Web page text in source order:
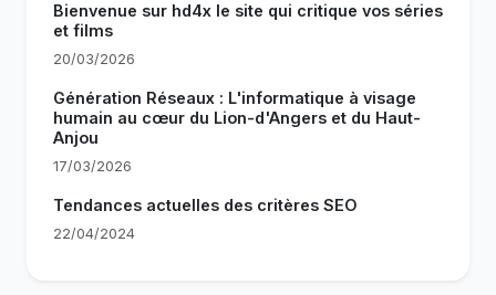
Bienvenue sur hd4x le site qui critique vos séries
et films
20/03/2026
Génération Réseaux : L'informatique à visage
humain au cœur du Lion-d'Angers et du Haut-
Anjou
17/03/2026
Tendances actuelles des critères SEO
22/04/2024